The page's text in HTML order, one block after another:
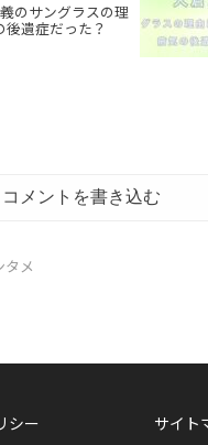
のサングラスの理
遺症だった？
コメントを書き込む
タメ
シー
サイト